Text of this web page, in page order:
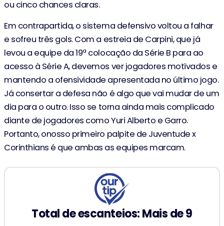
ou cinco chances claras.
Em contrapartida, o sistema defensivo voltou a falhar
e sofreu três gols. Com a estreia de Carpini, que já
levou a equipe da 19ª colocação da Série B para ao
acesso à Série A, devemos ver jogadores motivados e
mantendo a ofensividade apresentada no último jogo.
Já consertar a defesa não é algo que vai mudar de um
dia para o outro. Isso se torna ainda mais complicado
diante de jogadores como Yuri Alberto e Garro.
Portanto, onosso primeiro palpite de Juventude x
Corinthians é que ambas as equipes marcam.
Total de escanteios: Mais de 9